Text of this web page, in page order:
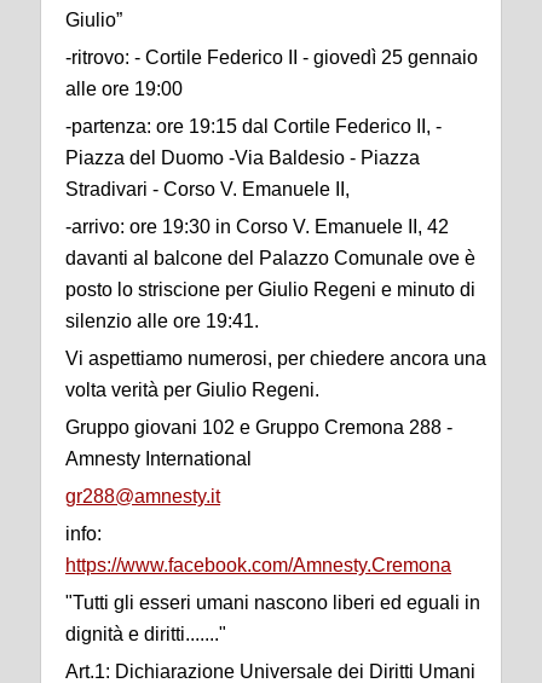
Giulio”
-ritrovo: - Cortile Federico II - giovedì 25 gennaio
alle ore 19:00
-partenza: ore 19:15 dal Cortile Federico II, -
Piazza del Duomo -Via Baldesio - Piazza
Stradivari - Corso V. Emanuele II,
-arrivo: ore 19:30 in Corso V. Emanuele II, 42
davanti al balcone del Palazzo Comunale ove è
posto lo striscione per Giulio Regeni e minuto di
silenzio alle ore 19:41.
Vi aspettiamo numerosi, per chiedere ancora una
volta verità per Giulio Regeni.
Gruppo giovani 102 e Gruppo Cremona 288 -
Amnesty International
gr288@amnesty.it
info:
https://www.facebook.com/Amnesty.Cremona
"Tutti gli esseri umani nascono liberi ed eguali in
dignità e diritti......."
Art.1: Dichiarazione Universale dei Diritti Umani